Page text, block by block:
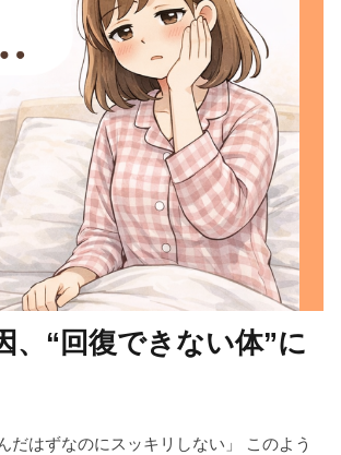
、“回復できない体”に
だはずなのにスッキリしない」 このよう